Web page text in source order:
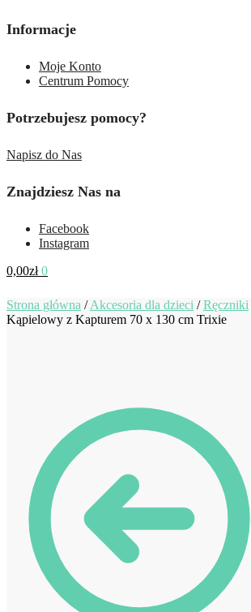
Informacje
Moje Konto
Centrum Pomocy
Potrzebujesz pomocy?
Napisz do Nas
Znajdziesz Nas na
Facebook
Instagram
0,00zł 0
Strona główna /Akcesoria dla dzieci /Ręczniki
Kąpielowy z Kapturem 70 x 130 cm Trixie